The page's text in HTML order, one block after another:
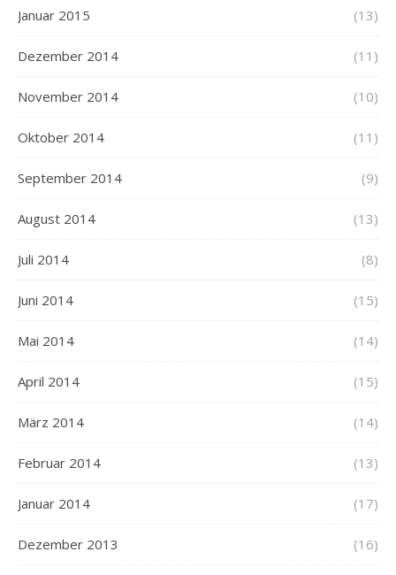
Januar 2015 (13)
Dezember 2014 (11)
November 2014 (10)
Oktober 2014 (11)
September 2014 (9)
August 2014 (13)
Juli 2014 (8)
Juni 2014 (15)
Mai 2014 (14)
April 2014 (15)
März 2014 (14)
Februar 2014 (13)
Januar 2014 (17)
Dezember 2013 (16)